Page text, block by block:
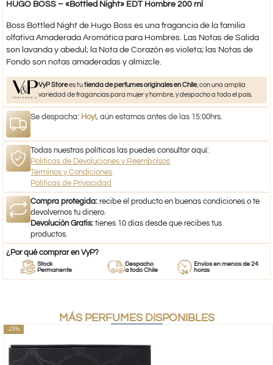
HUGO BOSS – «Bottled Night» EDT Hombre 200 ml
Boss Bottled Night de Hugo Boss es una fragancia de la familia
olfativa Amaderada Aromática para Hombres. Las Notas de Salida
son lavanda y abedul; la Nota de Corazón es violeta; las Notas de
Fondo son notas amaderadas y almizcle.
VyP Storees tutienda de perfumes originales en Chile, con una amplia
variedad de fragancias para mujer y hombre, y despacho a todo el país.
Se despacha: Hoy!, aún estamos antes de las 15:00hrs.
Todas nuestras políticas las puedes consultar aquí:
Políticas de Devoluciones y Reembolsos
Términos y Condiciones
Políticas de Privacidad
Compra protegida: recibe el producto en buenas condiciones o te
devolvemos tu dinero.
Devolución Gratis: tienes 10 días desde que recibes tus
productos.
¿Por qué comprar en VyP?
Stock
Permanente
Despacho
a todo Chile
Envíos en menos de 24
horas
MÁS PERFUMES DISPONIBLES
-23%